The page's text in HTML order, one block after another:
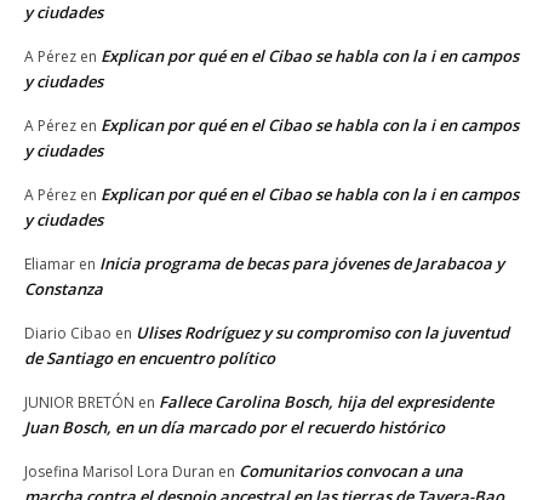
y ciudades
A Pérez en Explican por qué en el Cibao se habla con la i en campos
y ciudades
A Pérez en Explican por qué en el Cibao se habla con la i en campos
y ciudades
A Pérez en Explican por qué en el Cibao se habla con la i en campos
y ciudades
Eliamar en Inicia programa de becas para jóvenes de Jarabacoa y
Constanza
Diario Cibao en Ulises Rodríguez y su compromiso con la juventud
de Santiago en encuentro político
JUNIOR BRETÓN en Fallece Carolina Bosch, hija del expresidente
Juan Bosch, en un día marcado por el recuerdo histórico
Josefina Marisol Lora Duran en Comunitarios convocan a una